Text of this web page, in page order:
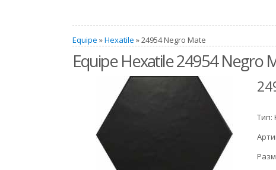
Equipe »Hexatile » 24954 Negro Mate
Equipe Hexatile 24954 Negro
Тип: